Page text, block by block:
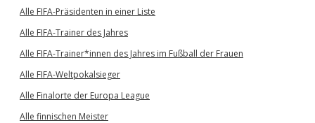
Alle FIFA-Präsidenten in einer Liste
Alle FIFA-Trainer des Jahres
Alle FIFA-Trainer*innen des Jahres im Fußball der Frauen
Alle FIFA-Weltpokalsieger
Alle Finalorte der Europa League
Alle finnischen Meister